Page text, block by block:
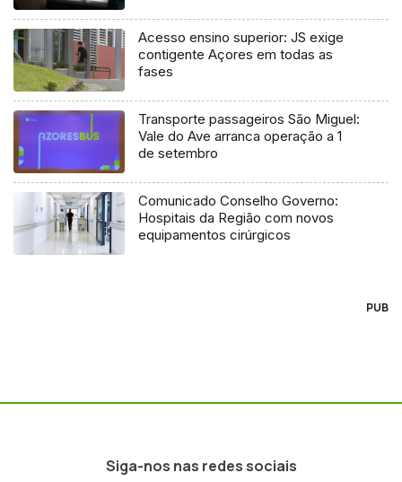
Acesso ensino superior: JS exige
contigente Açores em todas as
fases
Transporte passageiros São Miguel:
Vale do Ave arranca operação a 1
de setembro
Comunicado Conselho Governo:
Hospitais da Região com novos
equipamentos cirúrgicos
PUB
Siga-nos nas redes sociais